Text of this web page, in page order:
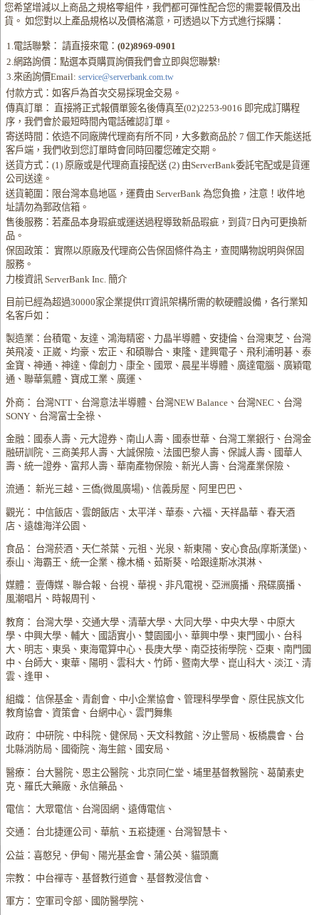
您希望增減以上商品之規格零組件，我們都可彈性配合您的需要報價及出
貨。 如您對以上產品規格以及價格滿意，可透過以下方式進行採購：
1.電話聯繫： 請直接來電：(02)8969-0901
2.網路詢價：點選本頁購買詢價我們會立即與您聯繫!
3.來函詢價Email: service@serverbank.com.tw
付款方式：如客戶為首次交易採現金交易。
傳真訂單： 直接將正式報價單簽名後傳真至(02)2253-9016 即完成訂購程
序，我們會於最短時間內電話確認訂單。
寄送時間：依造不同廠牌代理商有所不同，大多數商品於 7 個工作天能送抵
客戶端，我們收到您訂單時會同時回覆您確定交期。
送貨方式：(1) 原廠或是代理商直接配送 (2) 由ServerBank委託宅配或是貨運
公司送達。
送貨範圍：限台灣本島地區，運費由 ServerBank 為您負擔，注意！收件地
址請勿為郵政信箱。
售後服務：若產品本身瑕疵或運送過程導致新品瑕疵，到貨7日內可更換新
品。
保固政策： 實際以原廠及代理商公告保固條件為主，查閱購物說明與保固
服務。
力梭資訊 ServerBank Inc. 簡介
目前已經為超過30000家企業提供IT資訊架構所需的軟硬體設備，各行業知
名客戶如：
製造業：台積電、友達、鴻海精密、力晶半導體、安捷倫、台灣東芝、台灣
英飛凌、正崴、均豪、宏正、和碩聯合、東隆、建興電子、飛利浦明碁、泰
金寶、神通、神達、偉創力、康全、國眾、晨星半導體、廣達電腦、廣穎電
通、聯華氣體、寶成工業、廣運、
外商： 台灣NTT、台灣意法半導體、台灣NEW Balance、台灣NEC、台灣
SONY、台灣富士全祿、
金融：國泰人壽、元大證券、南山人壽、國泰世華、台灣工業銀行、台灣金
融研訓院、三商美邦人壽、大誠保險、法國巴黎人壽、保誠人壽、國華人
壽、統一證券、富邦人壽、華南產物保險、新光人壽、台灣產業保險、
流通： 新光三越、三僑(微風廣場)、信義房屋、阿里巴巴、
觀光： 中信飯店、雲朗飯店、太平洋、華泰、六福、天祥晶華、春天酒
店、遠雄海洋公園、
食品： 台灣菸酒、天仁茶葉、元祖、光泉、新東陽、安心食品(摩斯漢堡)、
泰山、海霸王、統一企業、橡木桶、茹斯葵、哈跟達斯冰淇淋、
媒體： 壹傳媒、聯合報、台視、華視、非凡電視、亞洲廣播、飛碟廣播、
風潮唱片、時報周刊、
教育： 台灣大學、交通大學、清華大學、大同大學、中央大學、中原大
學、中興大學、輔大、國語實小、雙園國小、華興中學、東門國小、台科
大、明志、東吳、東海電算中心、長庚大學、南亞技術學院、亞東、南門國
中、台師大、東華、陽明、雲科大、竹師、暨南大學、崑山科大、淡江、清
雲、逢甲、
組織： 信保基金、青創會、中小企業協會、管理科學學會、原住民族文化
教育協會、資策會、台網中心、雲門舞集
政府： 中研院、中科院、健保局、天文科教館、汐止警局、板橋農會、台
北縣消防局、國衛院、海生館、國安局、
醫療： 台大醫院、恩主公醫院、北京同仁堂、埔里基督教醫院、葛蘭素史
克、羅氏大藥廠、永信藥品、
電信： 大眾電信、台灣固網、遠傳電信、
交通： 台北捷運公司、華航、五崧捷運、台灣智慧卡、
公益：喜憨兒、伊甸、陽光基金會、蒲公英、貓頭鷹
宗教： 中台禪寺、基督教行道會、基督教浸信會、
軍方： 空軍司令部、國防醫學院、